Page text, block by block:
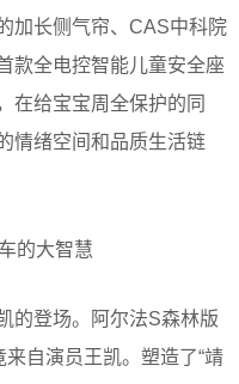
加长侧气帘、CAS中科院
款全电控智能儿童安全座
在给宝宝周全保护的同
情绪空间和品质生活链
的大智慧
的登场。阿尔法S森林版
自演员王凯。塑造了“靖